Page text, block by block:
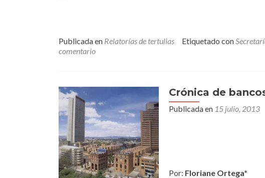
Publicada en Relatorías de tertulias Etiquetado con
comentario
Crónica de
Publicada en 15 julio, 2013
Por: Floriane Ortega*